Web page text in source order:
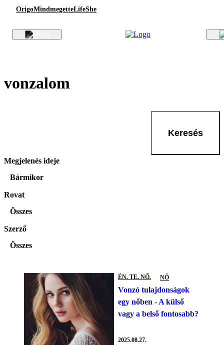
OrigoMindmegetteLifeShe
vonzalom
Keresés
Megjelenés ideje
Bármikor
Rovat
Összes
Szerző
Összes
ÉN. TE. NŐ. NŐ
Vonzó tulajdonságok
egy nőben - A külső
vagy a belső fontosabb?
2025.08.27.